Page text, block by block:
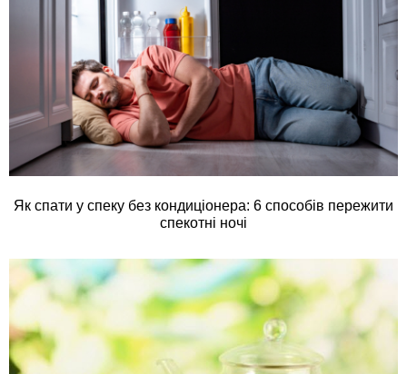
Як спати у спеку без кондиціонера: 6 способів пережити
спекотні ночі